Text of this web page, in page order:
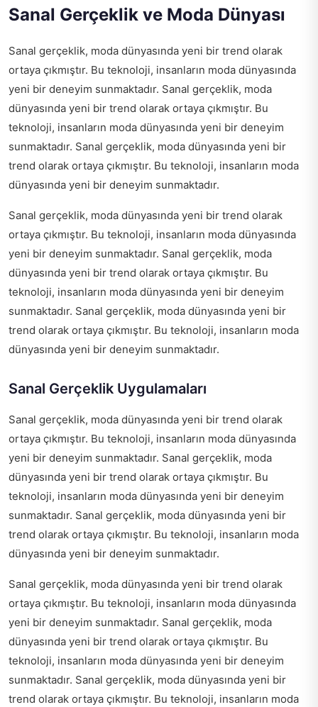
Sanal Gerçeklik ve Moda Dünyası
Sanal gerçeklik, moda dünyasında yeni bir trend olarak
ortaya çıkmıştır. Bu teknoloji, insanların moda dünyasında
yeni bir deneyim sunmaktadır. Sanal gerçeklik, moda
dünyasında yeni bir trend olarak ortaya çıkmıştır. Bu
teknoloji, insanların moda dünyasında yeni bir deneyim
sunmaktadır. Sanal gerçeklik, moda dünyasında yeni bir
trend olarak ortaya çıkmıştır. Bu teknoloji, insanların moda
dünyasında yeni bir deneyim sunmaktadır.
Sanal gerçeklik, moda dünyasında yeni bir trend olarak
ortaya çıkmıştır. Bu teknoloji, insanların moda dünyasında
yeni bir deneyim sunmaktadır. Sanal gerçeklik, moda
dünyasında yeni bir trend olarak ortaya çıkmıştır. Bu
teknoloji, insanların moda dünyasında yeni bir deneyim
sunmaktadır. Sanal gerçeklik, moda dünyasında yeni bir
trend olarak ortaya çıkmıştır. Bu teknoloji, insanların moda
dünyasında yeni bir deneyim sunmaktadır.
Sanal Gerçeklik Uygulamaları
Sanal gerçeklik, moda dünyasında yeni bir trend olarak
ortaya çıkmıştır. Bu teknoloji, insanların moda dünyasında
yeni bir deneyim sunmaktadır. Sanal gerçeklik, moda
dünyasında yeni bir trend olarak ortaya çıkmıştır. Bu
teknoloji, insanların moda dünyasında yeni bir deneyim
sunmaktadır. Sanal gerçeklik, moda dünyasında yeni bir
trend olarak ortaya çıkmıştır. Bu teknoloji, insanların moda
dünyasında yeni bir deneyim sunmaktadır.
Sanal gerçeklik, moda dünyasında yeni bir trend olarak
ortaya çıkmıştır. Bu teknoloji, insanların moda dünyasında
yeni bir deneyim sunmaktadır. Sanal gerçeklik, moda
dünyasında yeni bir trend olarak ortaya çıkmıştır. Bu
teknoloji, insanların moda dünyasında yeni bir deneyim
sunmaktadır. Sanal gerçeklik, moda dünyasında yeni bir
trend olarak ortaya çıkmıştır. Bu teknoloji, insanların moda